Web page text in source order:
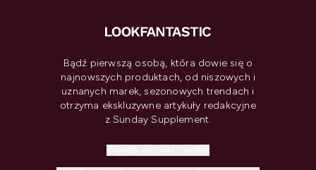
Bądź pierwszą osobą, która dowie się o
najnowszych produktach, od niszowych i
uznanych marek, sezonowych trendach i
otrzyma ekskluzywne artykuły redakcyjne
z Sunday Supplement.